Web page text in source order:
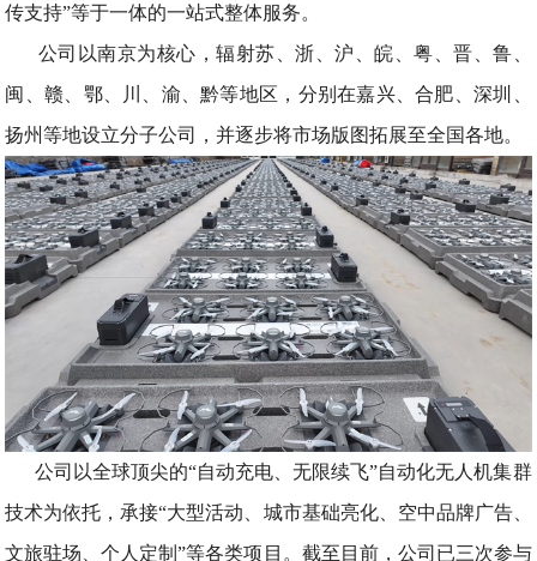
传支持”等于一体的一站式整体服务。
公司以南京为核心，辐射苏、浙、沪、皖、粤、晋、鲁、
闽、赣、鄂、川、渝、黔等地区，分别在嘉兴、合肥、深圳、
扬州等地设立分子公司，并逐步将市场版图拓展至全国各地。
公司以全球顶尖的“自动充电、无限续飞”自动化无人机集群
技术为依托，承接“大型活动、城市基础亮化、空中品牌广告、
文旅驻场、个人定制”等各类项目。截至目前，公司已三次参与